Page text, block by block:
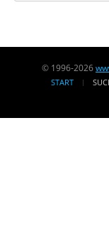
© 1996-2026
START